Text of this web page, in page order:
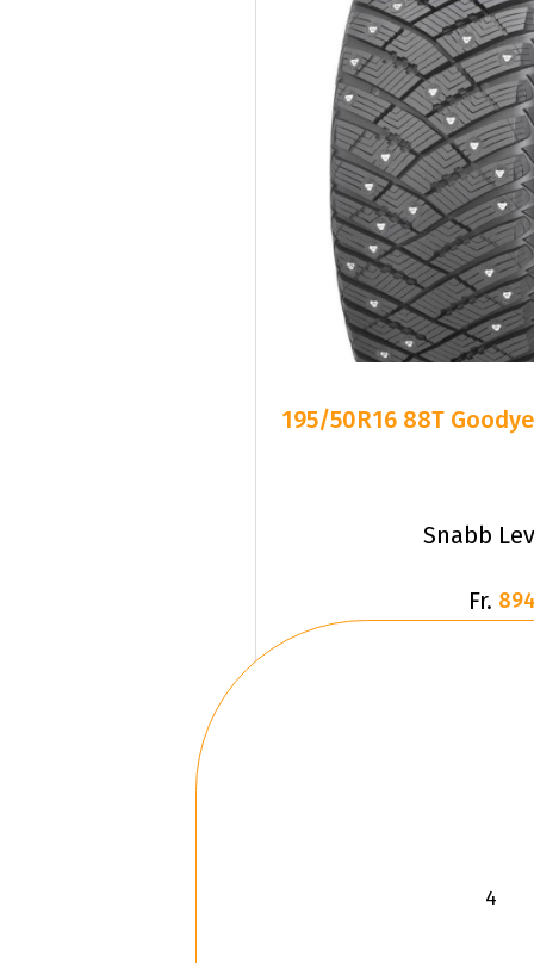
195/50R16 88T
Snabb
Fr.